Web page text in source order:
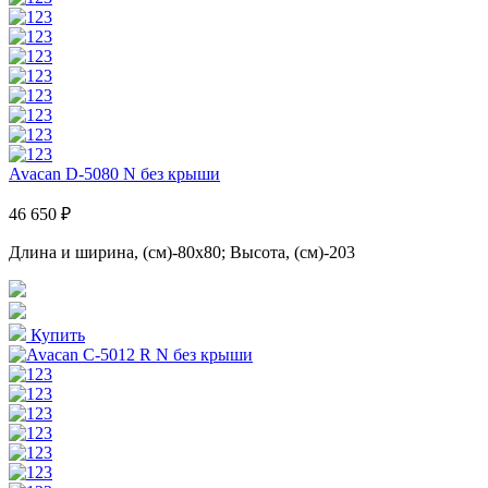
Avacan D-5080 N без крыши
46 650 ₽
Длина и ширина, (см)-80x80; Высота, (см)-203
Купить